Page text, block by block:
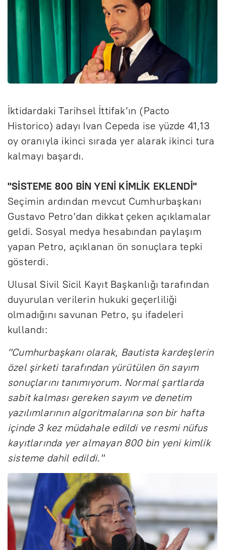
İktidardaki Tarihsel İttifak’ın (Pacto
Historico) adayı Ivan Cepeda ise yüzde 41,13
oy oranıyla ikinci sırada yer alarak ikinci tura
kalmayı başardı.
"SİSTEME 800 BİN YENİ KİMLİK EKLENDİ"
Seçimin ardından mevcut Cumhurbaşkanı
Gustavo Petro’dan dikkat çeken açıklamalar
geldi. Sosyal medya hesabından paylaşım
yapan Petro, açıklanan ön sonuçlara tepki
gösterdi.
Ulusal Sivil Sicil Kayıt Başkanlığı tarafından
duyurulan verilerin hukuki geçerliliği
olmadığını savunan Petro, şu ifadeleri
kullandı:
"Cumhurbaşkanı olarak, Bautista kardeşlerin
özel şirketi tarafından yürütülen ön sayım
sonuçlarını tanımıyorum. Normal şartlarda
sabit kalması gereken sayım ve denetim
yazılımlarının algoritmalarına son bir hafta
içinde 3 kez müdahale edildi ve resmi nüfus
kayıtlarında yer almayan 800 bin yeni kimlik
sisteme dahil edildi."